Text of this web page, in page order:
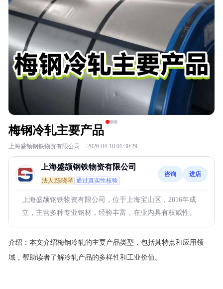
梅钢冷轧主要产品
上海盛颉钢铁物资有限公司 · 2026-04-10 01:30:29
上海盛颉钢铁物资有限公司
法人:陈晓琴 通过真实性核验
咨询 进店
上海盛颉钢铁物资有限公司，位于上海宝山区，2016年成
立，主营多种专业钢材，经验丰富，在业内具有权威性。
介绍： 本文介绍梅钢冷轧的主要产品类型，包括其特点和应用领
域，帮助读者了解冷轧产品的多样性和工业价值。